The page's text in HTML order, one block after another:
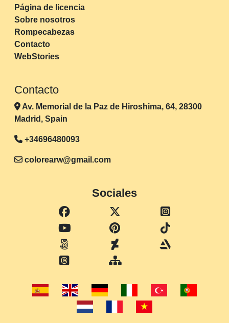
Página de licencia
Sobre nosotros
Rompecabezas
Contacto
WebStories
Contacto
Av. Memorial de la Paz de Hiroshima, 64, 28300
Madrid, Spain
+34696480093
colorearw@gmail.com
Sociales